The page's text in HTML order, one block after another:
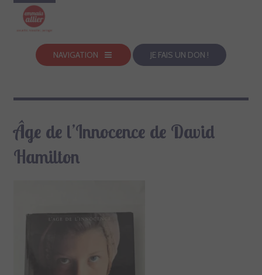
NAVIGATION JE FAIS UN DON !
Âge de l’Innocence de David
Hamilton